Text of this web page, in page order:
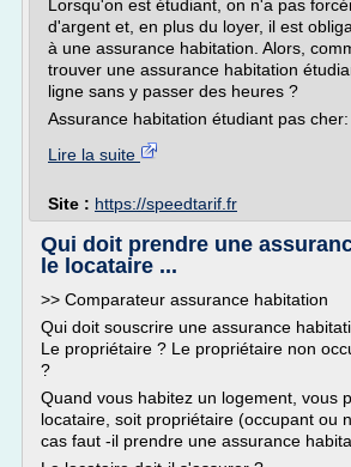
Lorsqu'on est étudiant, on n'a pas
d'argent et, en plus du loyer, il est
à une assurance habitation. Alors,
trouver une assurance habitation
ligne sans y passer des heures ?
Assurance habitation étudiant pas cher:
Lire la suite
Site : https://speedtarif.fr
Qui doit prendre une
le locataire ...
>> Comparateur assurance habitation
Qui doit souscrire une assurance
Le propriétaire ? Le propriétaire non
?
Quand vous habitez un logement, vous
locataire, soit propriétaire (occupant ou
cas faut -il prendre une assurance